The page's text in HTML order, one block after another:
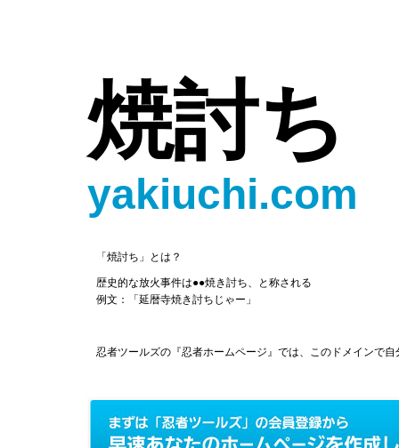
焼討ち
yakiuchi.com
「焼討ち」とは？
歴史的な放火事件は●●焼き討ち、と称される
例文：「延暦寺焼き討ちじゃー」
忍者ツールズの『忍者ホームページ』では、このドメインで